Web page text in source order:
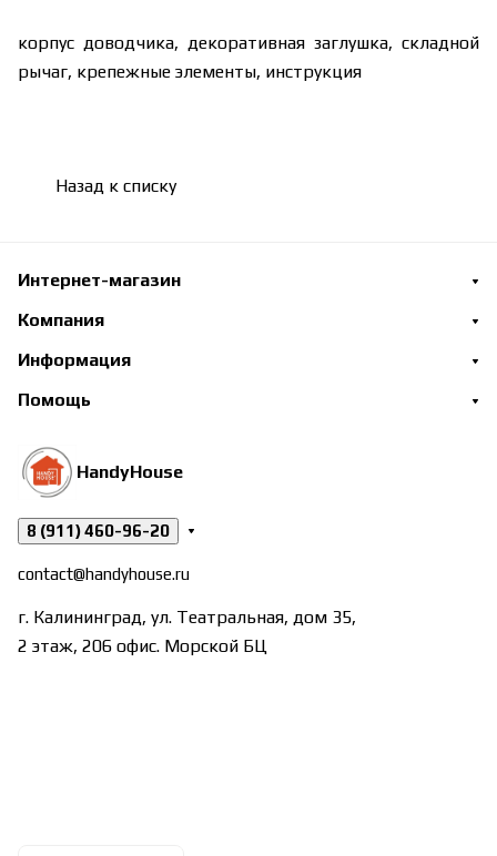
корпус доводчика, декоративная заглушка, складной
рычаг, крепежные элементы, инструкция
Назад к списку
Интернет-магазин
Компания
Информация
Помощь
HandyHouse
8 (911) 460-96-20
contact@handyhouse.ru
г. Калининград, ул. Театральная, дом 35,
2 этаж, 206 офис. Морской БЦ